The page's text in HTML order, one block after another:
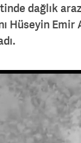
dağlık
Hüseyin